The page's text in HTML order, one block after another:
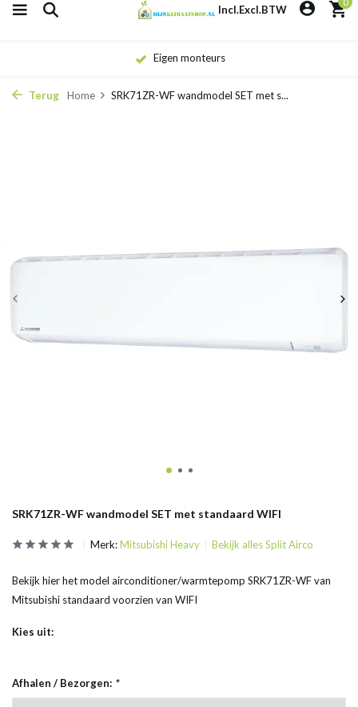
Incl.Excl.BTW
Eigen monteurs
Terug Home SRK71ZR-WF wandmodel SET met s...
SRK71ZR-WF wandmodel SET met standaard WIFI
Merk:Mitsubishi Heavy Bekijk alles Split Airco
Bekijk hier het model airconditioner/warmtepomp SRK71ZR-WF van
Mitsubishi standaard voorzien van WIFI
Kies uit:
Afhalen / Bezorgen: *